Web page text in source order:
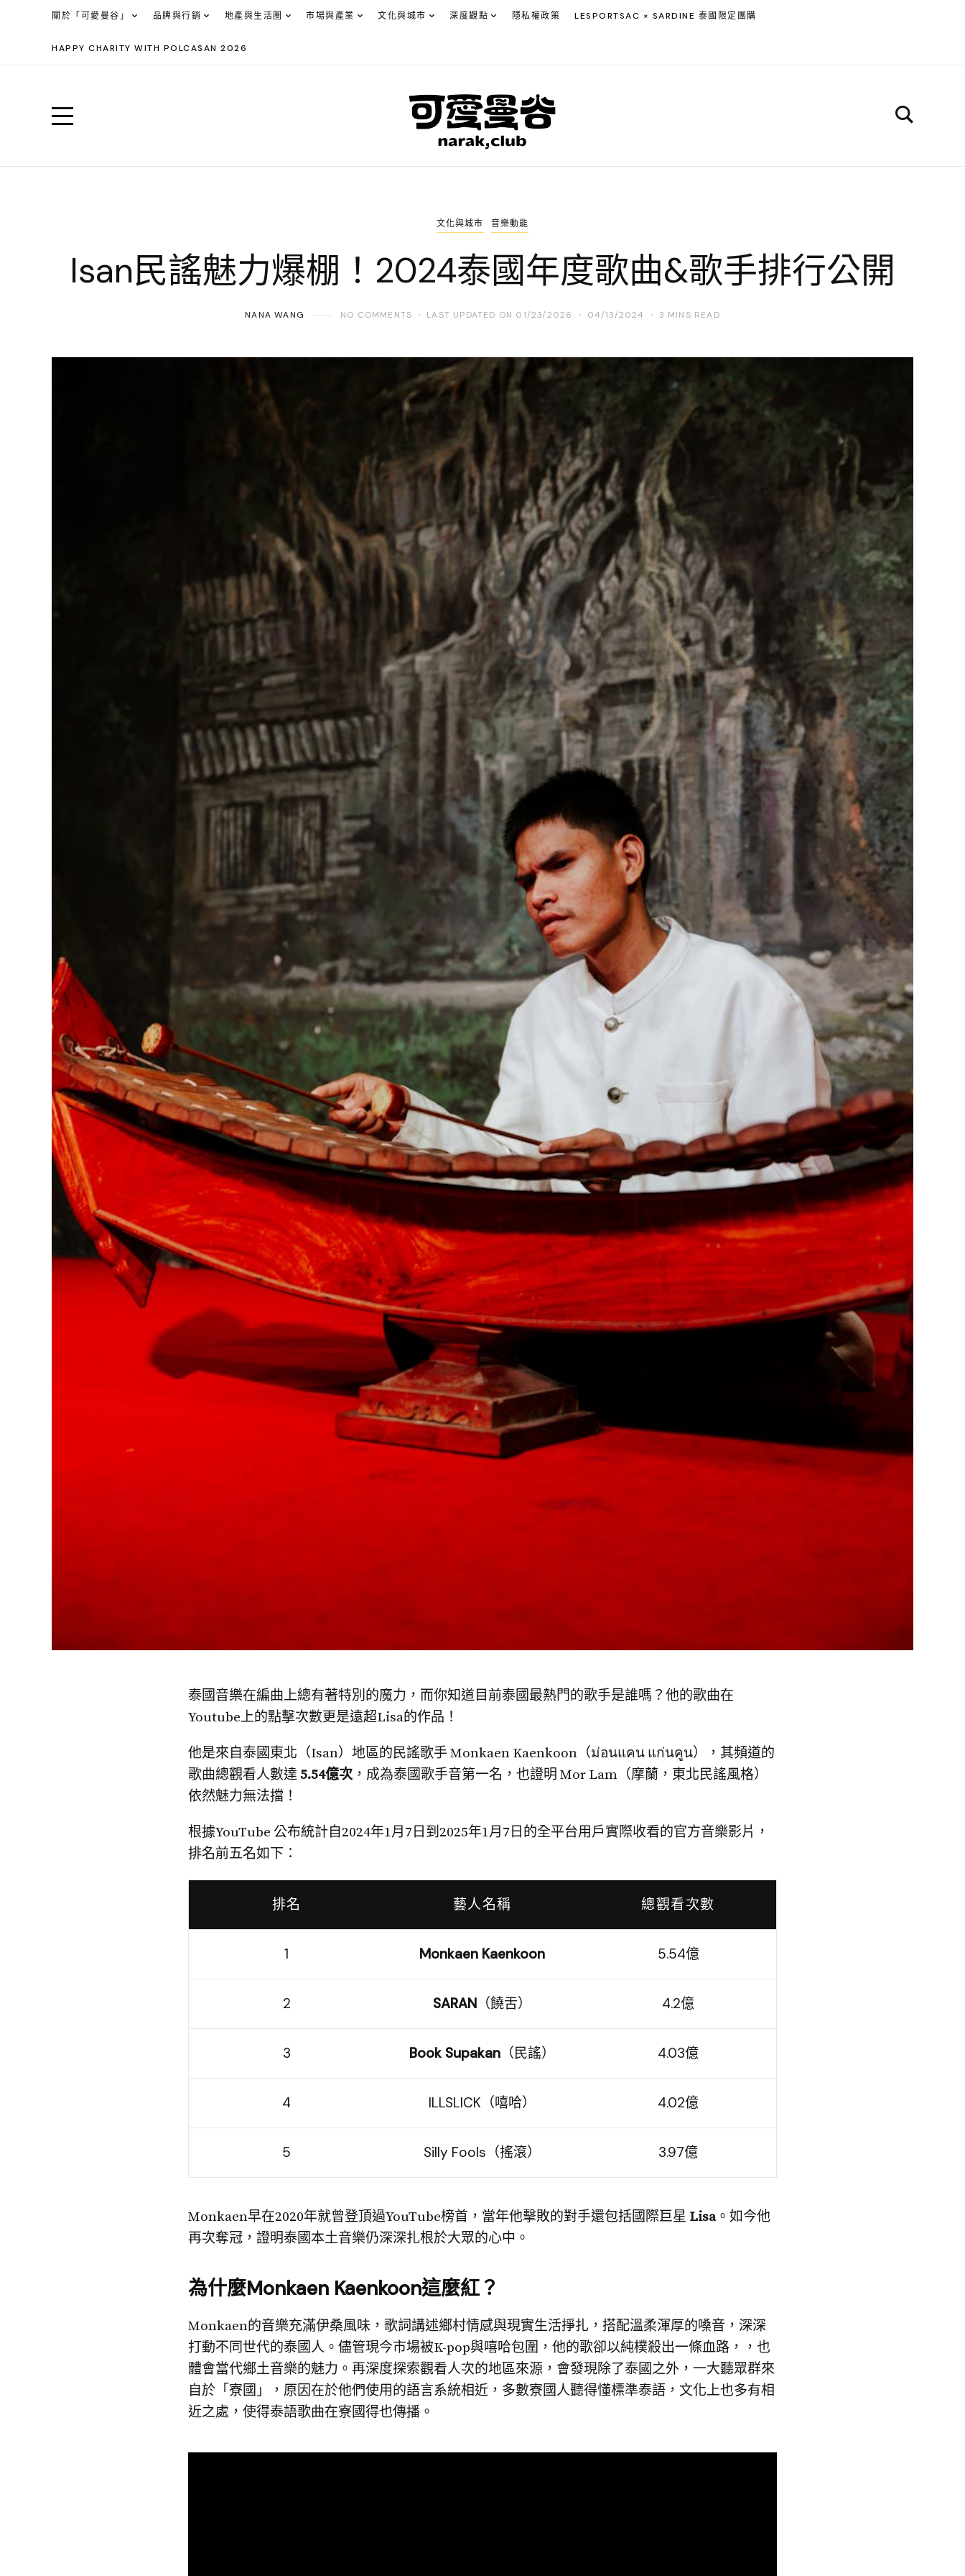
關於「可愛曼谷」 品牌與行銷 地產與生活圈 市場與產業 文化與城市 深度觀點 隱私權政策 LESPORTSAC × SARDINE 泰國限定團購
HAPPY CHARITY WITH POLCASAN 2026
文化與城市 音樂動能
Isan民謠魅力爆棚！2024泰國年度歌曲&歌手排行公開
NANA WANG NO COMMENTS LAST UPDATED ON 01/23/2026 04/13/2024 3 MINS READ
泰國音樂在編曲上總有著特別的魔力，而你知道目前泰國最熱門的歌手是誰嗎？他的歌曲在
Youtube上的點擊次數更是遠超Lisa的作品！
他是來自泰國東北（Isan）地區的民謠歌手 Monkaen Kaenkoon（ม่อนแคน แก่นคูน），其頻道的
歌曲總觀看人數達5.54億次，成為泰國歌手音第一名，也證明 Mor Lam（摩蘭，東北民謠風格）
依然魅力無法擋！
根據YouTube 公布統計自2024年1月7日到2025年1月7日的全平台用戶實際收看的官方音樂影片，
排名前五名如下：
排名 藝人名稱 總觀看次數
1 Monkaen Kaenkoon 5.54億
2 SARAN （饒舌） 4.2億
3 Book Supakan （民謠） 4.03億
4 ILLSLICK（嘻哈） 4.02億
5 Silly Fools（搖滾） 3.97億
Monkaen早在2020年就曾登頂過YouTube榜首，當年他擊敗的對手還包括國際巨星 Lisa。如今他
再次奪冠，證明泰國本土音樂仍深深扎根於大眾的心中。
為什麼Monkaen Kaenkoon這麼紅？
Monkaen的音樂充滿伊桑風味，歌詞講述鄉村情感與現實生活掙扎，搭配溫柔渾厚的嗓音，深深
打動不同世代的泰國人。儘管現今市場被K-pop與嘻哈包圍，他的歌卻以純樸殺出一條血路，，也
體會當代鄉土音樂的魅力。再深度探索觀看人次的地區來源，會發現除了泰國之外，一大聽眾群來
自於「寮國」，原因在於他們使用的語言系統相近，多數寮國人聽得懂標準泰語，文化上也多有相
近之處，使得泰語歌曲在寮國得也傳播。